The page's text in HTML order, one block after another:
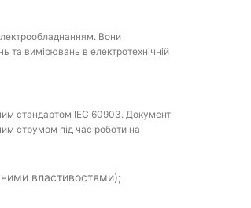
Вони
та вимірювань в електротехнічній
стандартом IEC 60903. Документ
струмом під час роботи на
властивостями);